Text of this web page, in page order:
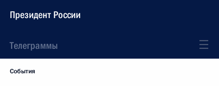
Президент России
Телеграммы
События